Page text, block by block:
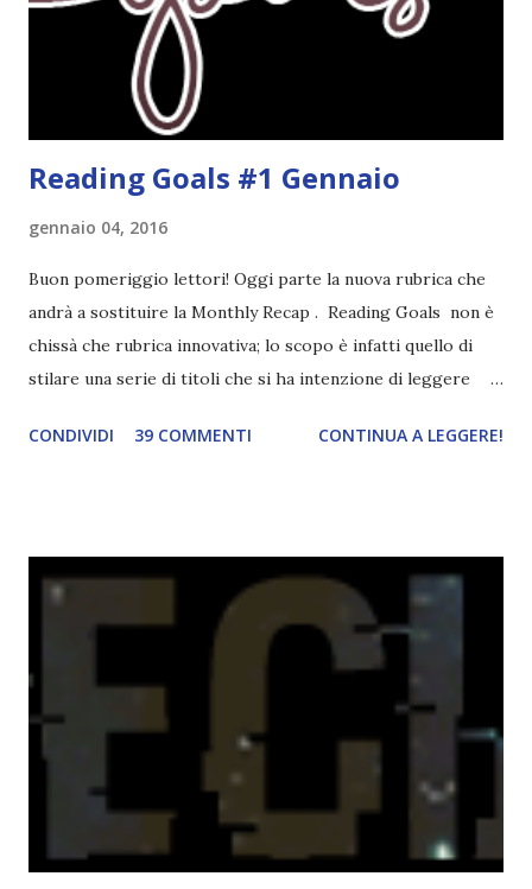
assolutamente mio. Sono affascinata dalla storia delle
streghe di Salem e se oltre alle streghe aggiungiamo
mondi paralleli e gemelle malefiche, la mia curiosità monta
Reading Goals #1 Gennaio
gennaio 04, 2016
Buon pomeriggio lettori! Oggi parte la nuova rubrica che
andrà a sostituire la Monthly Recap . Reading Goals non è
chissà che rubrica innovativa; lo scopo è infatti quello di
stilare una serie di titoli che si ha intenzione di leggere
una rubrica per tenere sotto controllo le reading
spaziare con i generi letterari e non limitarmi al fantasy.
Per farvi un esempio nel 2015 mi sembra di aver letto
troppi libri impegnativi e davvero pochi libri "leggeri", il
che non è sempre un bene. Credo che sia stata la principale
causa per il mio calo di letture. Comunque, ogni mese -
nessun giorno fisso, però - pubblicherò questo post.
Spero che la rubrica sia di vostro gradimento. GENNAIO
TBR+OBIETTIVI Questa è la mia tbr del mese...
CONDIVIDI 39 COMMENTI CONTINUA A LEGGERE!